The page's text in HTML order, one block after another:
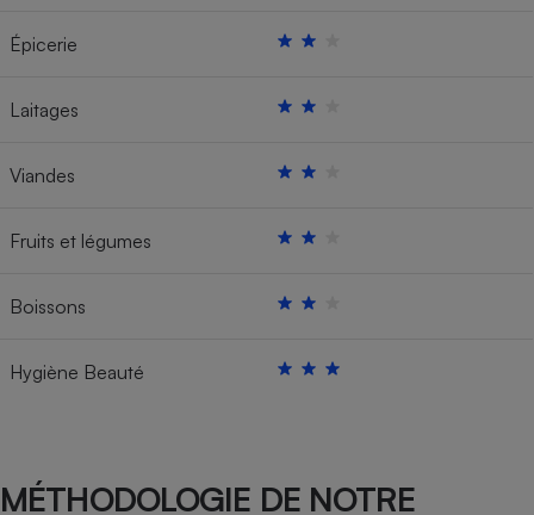
Épicerie
Laitages
Viandes
Fruits et légumes
Boissons
Hygiène Beauté
MÉTHODOLOGIE DE NOTRE